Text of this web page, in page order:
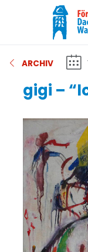
ARCHIV
gigi –